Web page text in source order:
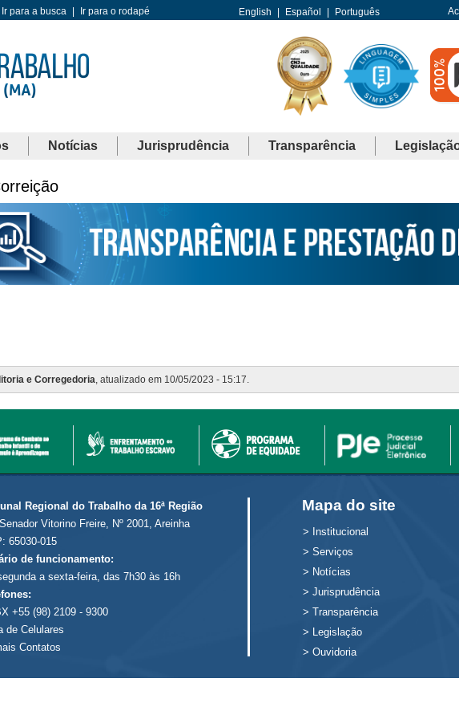
Ir para a busca Ir para o rodapé English Español Português
Notícias Jurisprudência Transparência
e Corregedoria, atualizado em 10/05/2023 - 15:17.
Regional do Trabalho da 16ª Região
Vitorino Freire, Nº 2001, Areinha
65030-015
de funcionamento:
a sexta-feira, das 7h30 às 16h
+55 (98) 2109 - 9300
de Celulares
Contatos
Mapa do site
> Institucional
> Serviços
> Notícias
> Jurisprudência
> Transparência
> Legislação
> Ouvidoria